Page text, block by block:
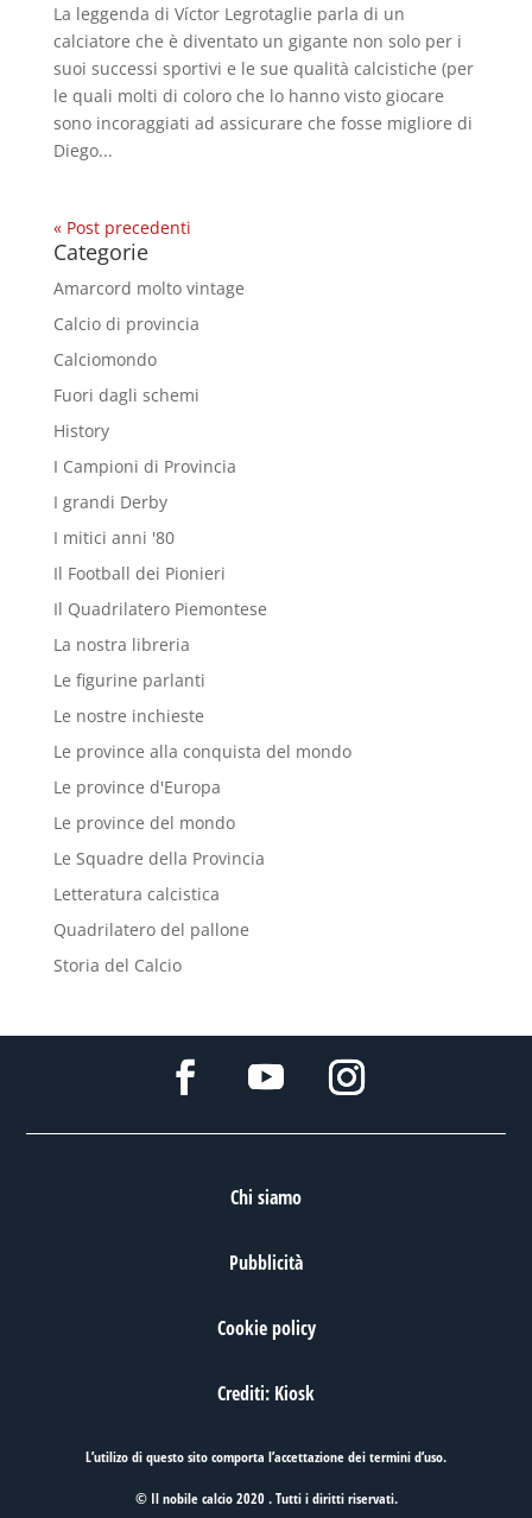
La leggenda di Víctor Legrotaglie parla di un
calciatore che è diventato un gigante non solo per i
suoi successi sportivi e le sue qualità calcistiche (per
le quali molti di coloro che lo hanno visto giocare
sono incoraggiati ad assicurare che fosse migliore di
Diego...
« Post precedenti
Categorie
Amarcord molto vintage
Calcio di provincia
Calciomondo
Fuori dagli schemi
History
I Campioni di Provincia
I grandi Derby
I mitici anni '80
Il Football dei Pionieri
Il Quadrilatero Piemontese
La nostra libreria
Le figurine parlanti
Le nostre inchieste
Le province alla conquista del mondo
Le province d'Europa
Le province del mondo
Le Squadre della Provincia
Letteratura calcistica
Quadrilatero del pallone
Storia del Calcio
Chi siamo
Pubblicità
Cookie policy
Crediti: Kiosk
L’utilizo di questo sito comporta l’accettazione deitermini d’uso.
© Il nobile calcio 2020 . Tutti i diritti riservati.